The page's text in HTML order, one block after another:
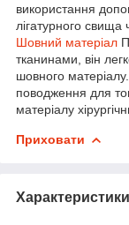
використання
лігатурного свища
Шовний матеріал
тканинами, він
шовного
поводження для
матеріалу
Приховати
Характеристики